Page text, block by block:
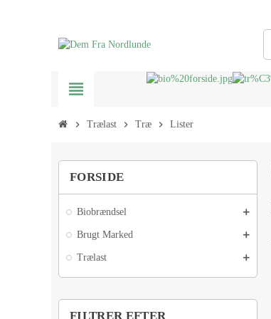
view_headline
chevron_right Trælast chevron_right Træ chevron_right Lister
FORSIDE
Biobrændsel
Brugt Marked
Trælast
FILTRER EFTER